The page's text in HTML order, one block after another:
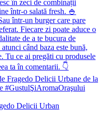
Delicii Urban